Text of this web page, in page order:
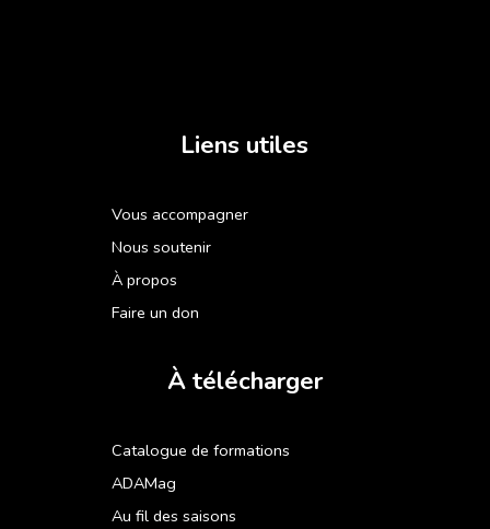
Liens utiles
Vous accompagner
Nous soutenir
À propos
Faire un don
À télécharger
Catalogue de formations
ADAMag
Au fil des saisons